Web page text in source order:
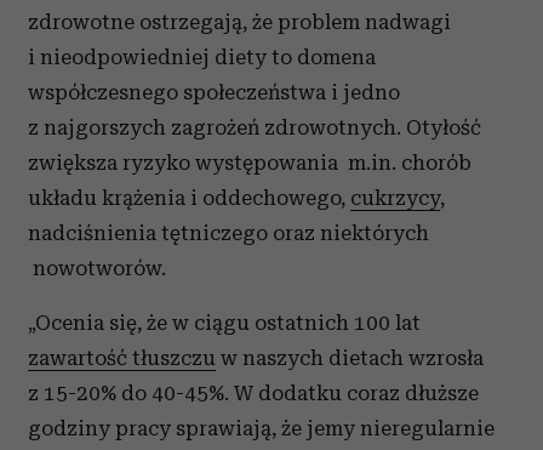
zdrowotne ostrzegają, że problem nadwagi
i nieodpowiedniej diety to domena
współczesnego społeczeństwa i jedno
z najgorszych zagrożeń zdrowotnych. Otyłość
zwiększa ryzyko występowania m.in. chorób
układu krążenia i oddechowego, cukrzycy,
nadciśnienia tętniczego oraz niektórych
nowotworów.
„Ocenia się, że w ciągu ostatnich 100 lat
zawartość tłuszczu w naszych dietach wzrosła
z 15-20% do 40-45%. W dodatku coraz dłuższe
godziny pracy sprawiają, że jemy nieregularnie